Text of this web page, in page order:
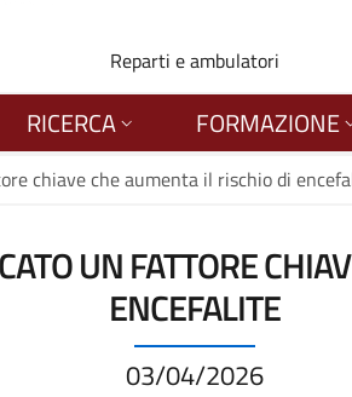
Reparti e ambulatori
RICERCA FORMAZIONE
chiave che aumenta il rischio di
UN FATTORE
ENCEFALITE
03/04/2026